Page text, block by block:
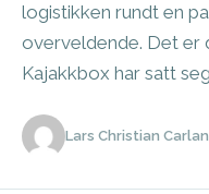
logistikken rundt en
overveldende. Det
Kajakkbox har satt
Lars Christian